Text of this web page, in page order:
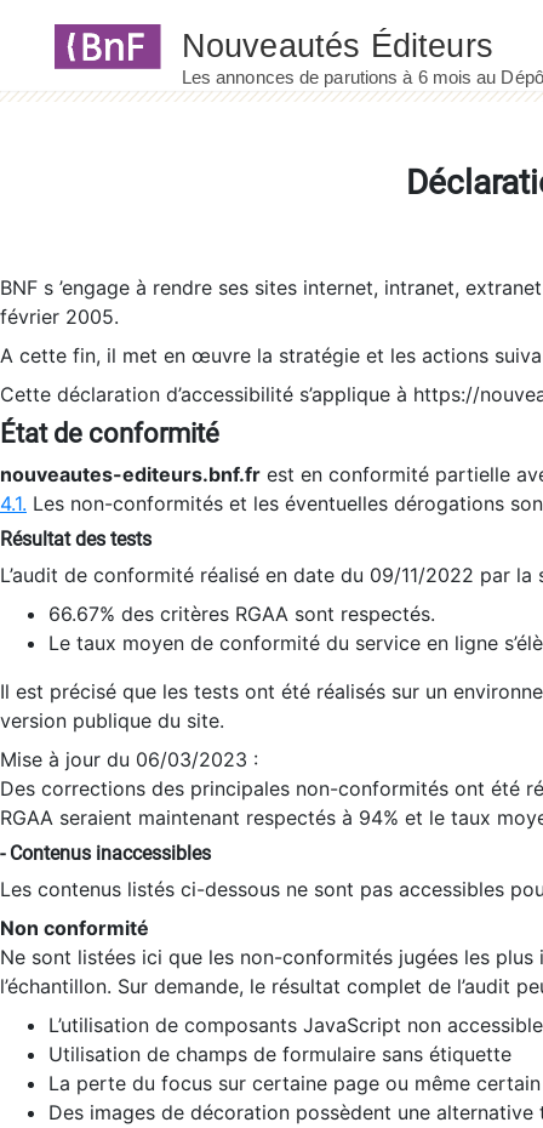
BNF s ’engage à rendre ses sites internet, intranet,
février 2005.
A cette fin, il met en œuvre la stratégie et les actions
Cette déclaration d’accessibilité s’applique à https://
État de conformité
nouveautes-editeurs.bnf.fr est en conformité partielle
4.1. Les non-conformités et les éventuelles dérogations
Résultat des tests
L’audit de conformité réalisé en date du 09/11/2022 par
66.67% des critères RGAA sont respectés.
Le taux moyen de conformité du service en ligne
Il est précisé que les tests ont été réalisés sur un
version publique du site.
Mise à jour du 06/03/2023 :
Des corrections des principales non-conformités ont été
RGAA seraient maintenant respectés à 94% et le taux
- Contenus inaccessibles
Les contenus listés ci-dessous ne sont pas accessibles
Non conformité
Ne sont listées ici que les non-conformités jugées les
l’échantillon. Sur demande, le résultat complet de l’audit
L’utilisation de composants JavaScript non
Utilisation de champs de formulaire sans étiquette
La perte du focus sur certaine page ou même
Des images de décoration possèdent une alternative